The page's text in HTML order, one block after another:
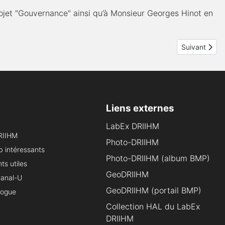
"Gouvernance" ainsi qu’à Monsieur Georges Hinot en
Article
Suivant
intéressants
utiles
U
Liens externes
LabEx DRIIHM
Photo-DRIIHM
Photo-DRIIHM (album BMP)
GeoDRIIHM
GeoDRIIHM (portail BMP)
Collection HAL du LabEx
DRIIHM